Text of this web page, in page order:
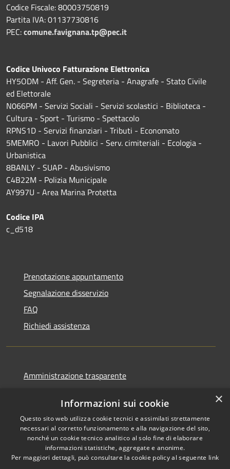
Codice Fiscale: 80003750819
Partita IVA: 01137730816
PEC:comune.favignana.tp@pec.it
Codice Univoco Fatturazione Elettronica
HY5ODM - Aff. Gen. - Segreteria - Anagrafe - Stato Civile
ed Elettorale
N066PM - Servizi Sociali - Servizi scolastici - Biblioteca -
Cultura - Sport - Turismo - Spettacolo
RPNS1D - Servizi finanziari - Tributi - Economato
5MEMRO - Lavori Pubblici - Serv. cimiteriali - Ecologia -
Urbanistica
8BANLY - SUAP - Abusivismo
C4B22M - Polizia Municipale
AY997U - Area Marina Protetta
Codice IPA
c_d518
Prenotazione appuntamento
Segnalazione disservizio
FAQ
Richiedi assistenza
Amministrazione trasparente
Dichiarazione di accessibilità
×
Informazioni sui cookie
Questo sito web utilizza cookie tecnici e assimilati strettamente
necessari al corretto funzionamento e alla navigazione del sito,
nonché un cookie tecnico analitico al solo fine di elaborare
informazioni statistiche, aggregate e anonime.
Per maggiori dettagli, può consultare la cookie policy al seguente link